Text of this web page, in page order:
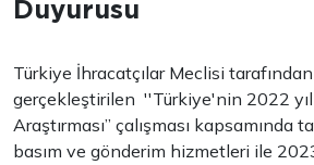
Duyurusu
Türkiye İhracatçılar Meclisi tarafından
gerçekleştirilen ''Türkiye'nin 2022
Araştırması” çalışması kapsamında
basım ve gönderim hizmetleri ile